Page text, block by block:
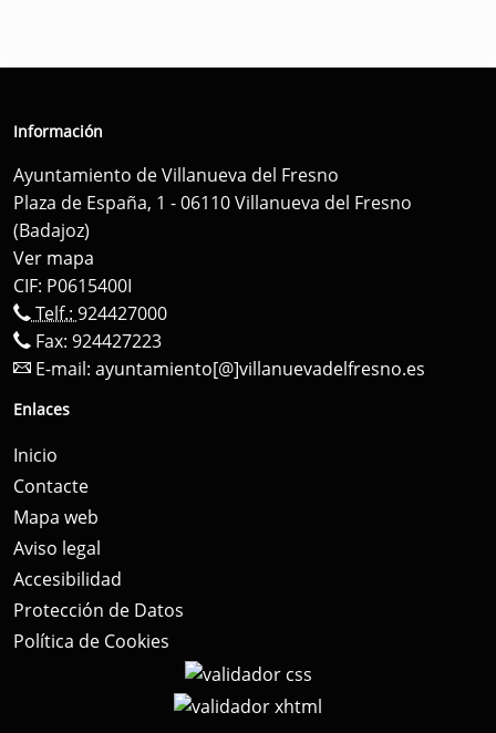
Información
Ayuntamiento de Villanueva del Fresno
Plaza de España, 1 - 06110 Villanueva del Fresno
(Badajoz)
Ver mapa
CIF: P0615400I
Telf.: 924427000
Fax: 924427223
E-mail: ayuntamiento[@]villanuevadelfresno.es
Enlaces
Inicio
Contacte
Mapa web
Aviso legal
Accesibilidad
Protección de Datos
Política de Cookies